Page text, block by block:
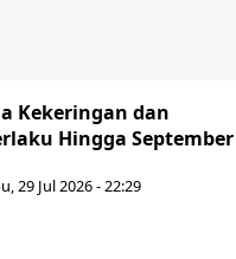
Kekeringan dan
Hingga September
29 Jul 2026 - 22:29